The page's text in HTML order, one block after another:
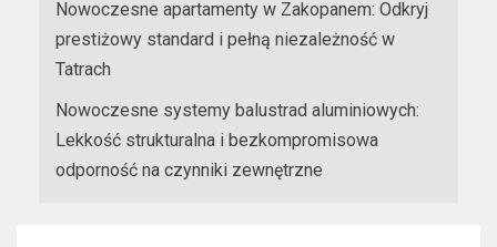
Nowoczesne apartamenty w Zakopanem: Odkryj
prestiżowy standard i pełną niezależność w
Tatrach
Nowoczesne systemy balustrad aluminiowych:
Lekkość strukturalna i bezkompromisowa
odporność na czynniki zewnętrzne